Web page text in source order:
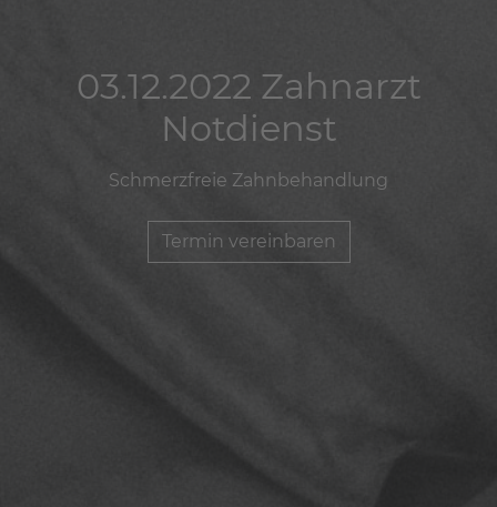
03.12.2022 Zahnarzt
Notdienst
Schmerzfreie Zahnbehandlung
Termin vereinbaren
03.12.2022 Zahnarzt
Notdienst
Schmerzfreie Zahnbehandlung
Termin vereinbaren
03.12.2022 Zahnarzt
Notdienst
Schmerzfreie Zahnbehandlung
Termin vereinbaren